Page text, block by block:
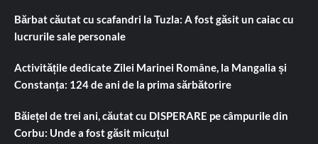
Bărbat căutat cu scafandri la Tuzla: A fost găsit un caiac cu
lucrurile sale personale
Activitățile dedicate Zilei Marinei Române, la Mangalia și
Constanța: 124 de ani de la prima sărbătorire
Băiețel de trei ani, căutat cu DISPERARE pe câmpurile din
Corbu: Unde a fost găsit micuțul